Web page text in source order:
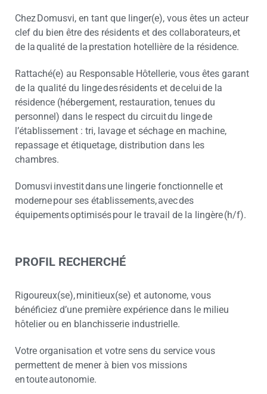
Chez Domusvi, en tant que linger(e), vous êtes un acteur
clef du bien être des résidents et des collaborateurs, et
de la qualité de la prestation hotellière de la résidence.
Rattaché(e) au Responsable Hôtellerie, vous êtes garant
de la qualité du linge des résidents et de celui de la
résidence (hébergement, restauration, tenues du
personnel) dans le respect du circuit du linge de
l’établissement : tri, lavage et séchage en machine,
repassage et étiquetage, distribution dans les
chambres.
Domusvi investit dans une lingerie fonctionnelle et
moderne pour ses établissements, avec des
équipements optimisés pour le travail de la lingère (h/f).
PROFIL RECHERCHÉ
Rigoureux(se), minitieux(se) et autonome, vous
bénéficiez d’une première expérience dans le milieu
hôtelier ou en blanchisserie industrielle.
Votre organisation et votre sens du service vous
permettent de mener à bien vos missions
en toute autonomie.